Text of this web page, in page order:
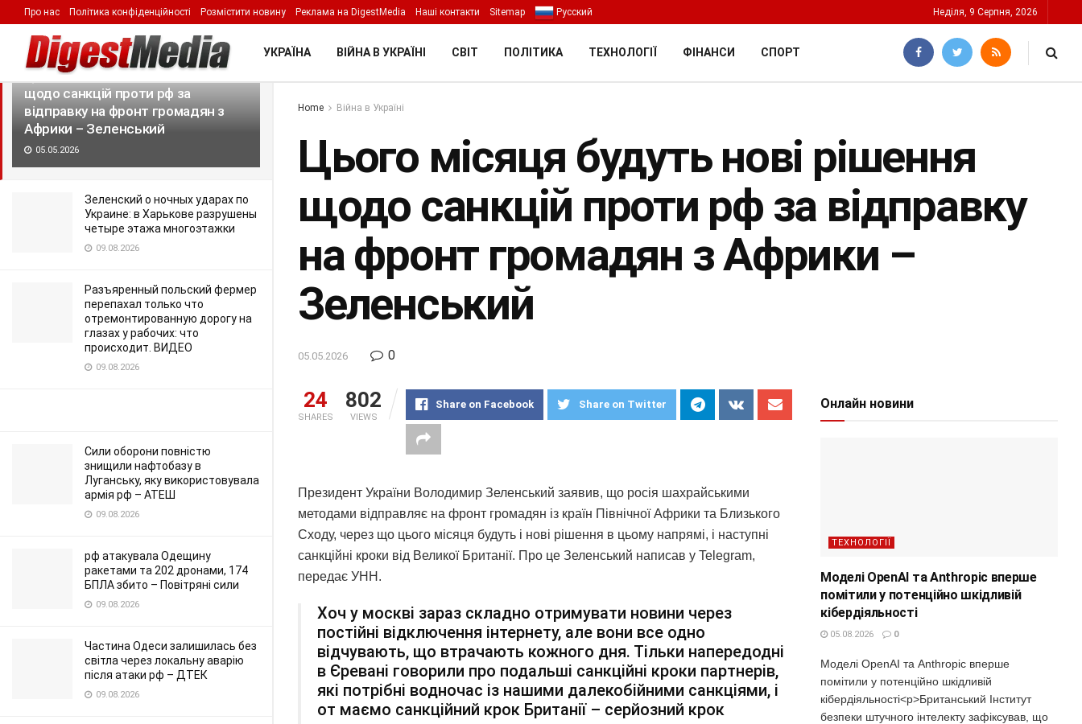
LATEST TRENDING Filter
Цього місяця будуть нові рішення
щодо санкцій проти рф за
відправку на фронт громадян з
Африки – Зеленський
05.05.2026
Зеленский о ночных ударах по
Украине: в Харькове разрушены
четыре этажа многоэтажки
09.08.2026
Разъяренный польский фермер
перепахал только что
отремонтированную дорогу на
глазах у рабочих: что
происходит. ВИДЕО
09.08.2026
Сили оборони повністю
знищили нафтобазу в
Луганську, яку використовувала
армія рф – АТЕШ
09.08.2026
рф атакувала Одещину
ракетами та 202 дронами, 174
БПЛА збито – Повітряні сили
09.08.2026
Частина Одеси залишилась без
світла через локальну аварію
після атаки рф – ДТЕК
09.08.2026
Про нас Політика конфіденційності Розмістити новину Реклама на DigestMedia Наші контакти Sitemap Русский Неділя, 9 Серпня, 2026
УКРАЇНА ВІЙНА В УКРАЇНІ СВІТ ПОЛІТИКА ТЕХНОЛОГІЇ ФІНАНСИ СПОРТ
Home Війна в Україні
Цього місяця будуть нові рішення
щодо санкцій проти рф за відправку
на фронт громадян з Африки –
Зеленський
05.05.2026 0
24
SHARES
802
VIEWS
Share on Facebook Share on Twitter
Президент України Володимир Зеленський заявив, що росія шахрайськими
методами відправляє на фронт громадян із країн Північної Африки та Близького
Сходу, через що цього місяця будуть і нові рішення в цьому напрямі, і наступні
санкційні кроки від Великої Британії. Про це Зеленський написав у Telegram,
передає УНН.
Хоч у москві зараз складно отримувати новини через
постійні відключення інтернету, але вони все одно
відчувають, що втрачають кожного дня. Тільки напередодні
в Єревані говорили про подальші санкційні кроки партнерів,
які потрібні водночас із нашими далекобійними санкціями, і
от маємо санкційний крок Британії – серйозний крок
Онлайн новини
ТЕХНОЛОГІЇ
Моделі OpenAI та Anthropic вперше
помітили у потенційно шкідливій
кібердіяльності
05.08.2026 0
Моделі OpenAI та Anthropic вперше
помітили у потенційно шкідливій
кібердіяльності<p>Британський Інститут
безпеки штучного інтелекту зафіксував, що